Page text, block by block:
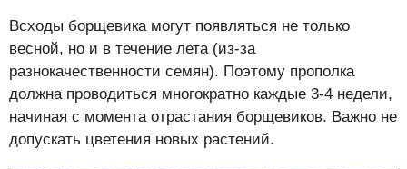
Всходы борщевика могут появляться не только
весной, но и в течение лета (из-за
разнокачественности семян). Поэтому прополка
должна проводиться многократно каждые 3-4 недели,
начиная с момента отрастания борщевиков. Важно не
допускать цветения новых растений.